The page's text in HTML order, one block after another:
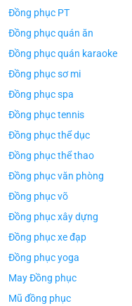
Áo Teambuilding Công Ty
Thủy Sản Biển Xanh
Đồng phục PT
Đồng phục quán ăn
Đồng phục quán karaoke
Đồng phục sơ mi
Đồng phục spa
Đồng phục tennis
Đồng phục thể dục
Đồng phục thể thao
Đồng phục văn phòng
Đồng phục võ
Đồng phục xây dựng
Đồng phục xe đạp
Đồng phục yoga
May Đồng phục
Mũ đồng phục